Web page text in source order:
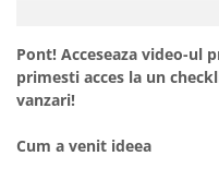
Pont! Acceseaza video-ul
primesti acces la un
vanzari!
Cum a venit ideea